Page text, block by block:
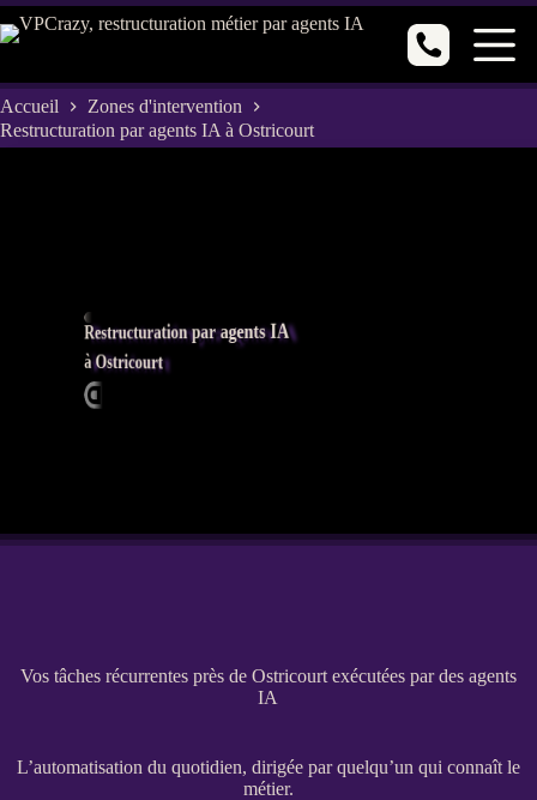
Passer
au
Accueil
Zones d'intervention
Restructuration par agents IA à Ostricourt
Restructuration par agents IA
à Ostricourt
Vos tâches récurrentes près de Ostricourt exécutées par des agents
IA
L’automatisation du quotidien, dirigée par quelqu’un qui connaît le
métier.